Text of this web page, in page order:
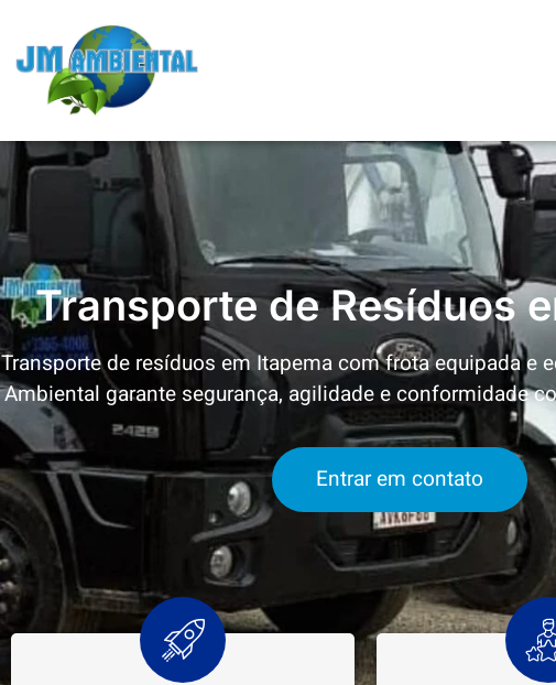
Transporte de Resíduos
Transporte de resíduos emItapemacom frota equipada e
Ambiental garante segurança, agilidade e conformidade
Entrar em contato